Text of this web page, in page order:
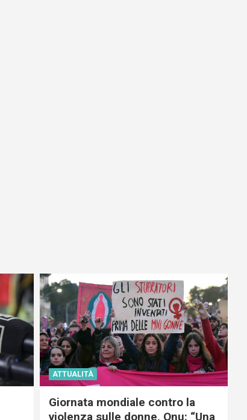
ATTUALITÀ
Giornata mondiale contro la
violenza sulle donne, Onu: “Una